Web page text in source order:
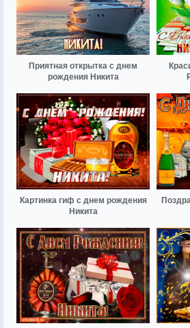
Приятная открытка с днем
рождения Никита
Картинка гиф с днем рождения
Никита